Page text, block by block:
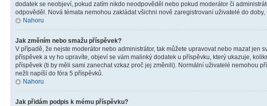
dodatek se neobjeví, pokud zatím nikdo neodpověděl nebo pokud moderátor či
odpověděl. Nová témata nemohou zakládat všichni nově zaregistrovaní uživatelé do
Nahoru
Jak změním nebo smažu příspěvek?
V případě, že nejste moderátor nebo administrátor, tak můžete upravovat nebo mazat
příspěvek a vy ho upravíte, objeví se vám malinký dodatek u příspěvku, který ukazuje,
příspěvek (ti by měli sami zanechat vzkaz proč jej změnili). Normální uživatelé nemohou
nežli napíší do fóra 5 příspěvků.
Nahoru
Jak přidám podpis k mému příspěvku?